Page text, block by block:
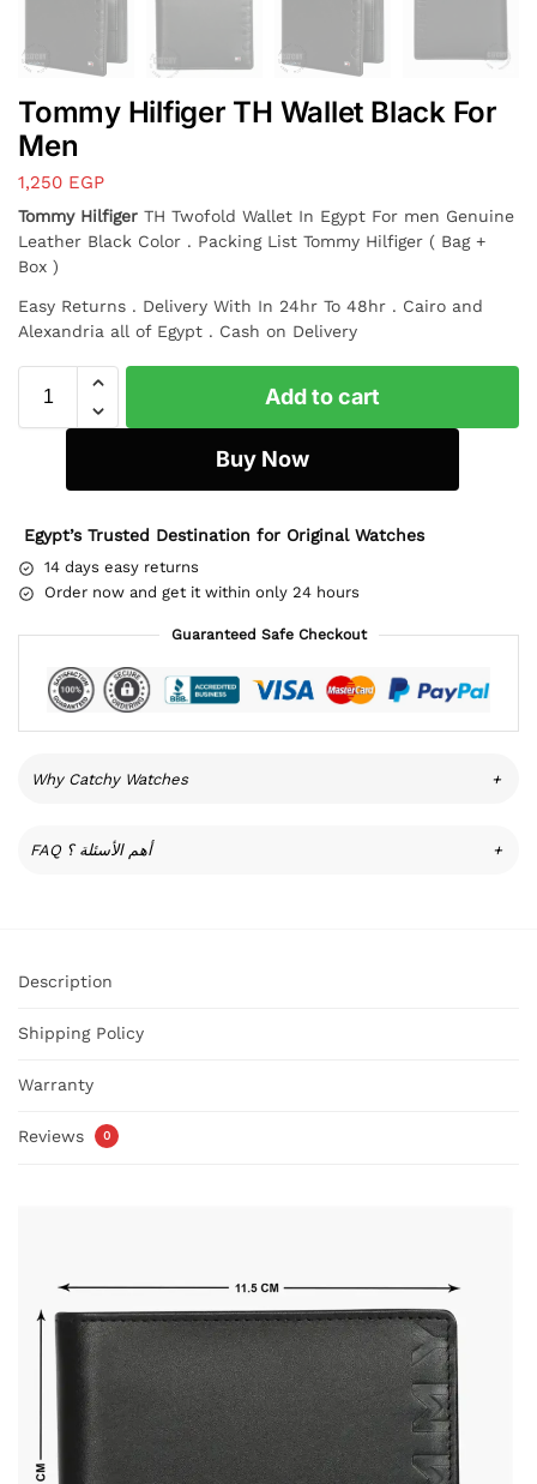
Tommy Hilfiger TH Wallet Black For
Men
1,250 EGP
Tommy Hilfiger TH Twofold Wallet In Egypt For men Genuine
Leather Black Color . Packing List Tommy Hilfiger ( Bag +
Box )
Easy Returns . Delivery With In 24hr To 48hr . Cairo and
Alexandria all of Egypt . Cash on Delivery
Add to cart
Buy Now
Egypt’s Trusted Destination for Original Watches
14 days easy returns
Order now and get it within only 24 hours
Guaranteed Safe Checkout
Why Catchy Watches +
FAQ أهم الأسئلة ؟ +
Description
Shipping Policy
Warranty
Reviews 0